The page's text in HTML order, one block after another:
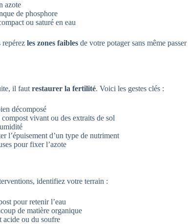
azote
de phosphore
ou saturé en eau
repérez les zones faibles de votre potager sans même passer
il faut restaurer la fertilité. Voici les gestes clés :
décomposé
vivant ou des extraits de sol
l’épuisement d’un type de nutriment
pour fixer l’azote
identifiez votre terrain :
pour retenir l’eau
de matière organique
acide ou du soufre